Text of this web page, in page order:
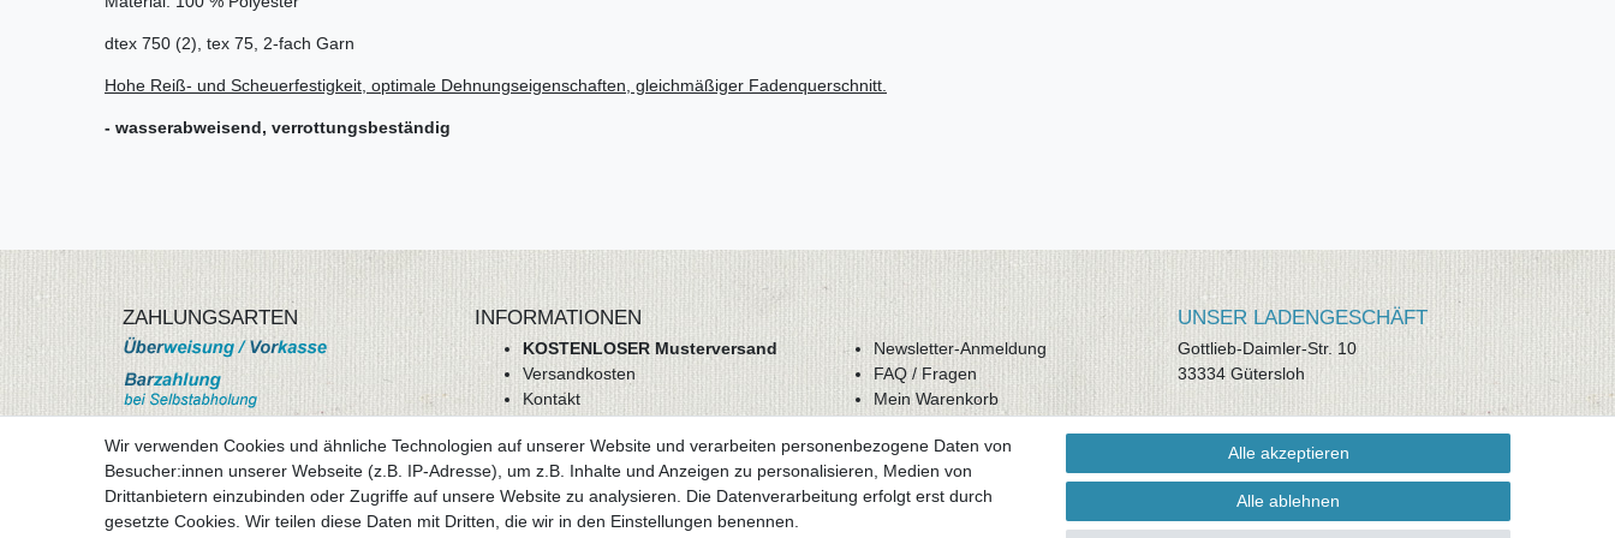
dtex 750 (2), tex 75, 2-fach Garn
Hohe Reiß- und Scheuerfestigkeit, optimale Dehnungseigenschaften, gleichmäßiger Fadenquerschnitt.
- wasserabweisend, verrottungsbeständig
ZAHLUNGSARTEN
mehr Informationen
INFORMATIONEN
KOSTENLOSER Musterversand
Versandkosten
Kontakt
AGB
Datenschutz
Impressum
Newsletter-Anmeldung
FAQ / Fragen
Mein Warenkorb
Mein Konto
UNSER LADENGESCHÄFT
Gottlieb-Daimler-Str. 10
33334 Gütersloh
ÖFFNUNGSZEITEN
Montag - Dienstag: 8.00 - 18.00 Uhr,
Mittwoch Ruhetag, Donnerstag: 8.00 -
18.00 Uhr, Freitag 8.00 - 14.00 Uhr
Wir verwenden Cookies und ähnliche Technologien auf unserer Website und verarbeiten personenbezogene Daten von
Besucher:innen unserer Webseite (z.B. IP-Adresse), um z.B. Inhalte und Anzeigen zu personalisieren, Medien von
Drittanbietern einzubinden oder Zugriffe auf unsere Website zu analysieren. Die Datenverarbeitung erfolgt erst durch
gesetzte Cookies. Wir teilen diese Daten mit Dritten, die wir in den Einstellungen benennen.
Alle akzeptieren
Alle ablehnen